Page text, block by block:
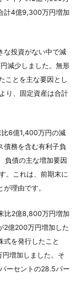
計4億9,300万円増加
な投資がない中で減
減少しました。無形
ことを主な要因とし
り、固定資産は合計
6億1,400万円の減
債務を含む有利子負
負債の主な増加要因
。これは、前期末に
理由です。
比2億8,800万円増加
2億200万円増加した
式を発行したこと
増加しました。そ
ーセントの28.5パー